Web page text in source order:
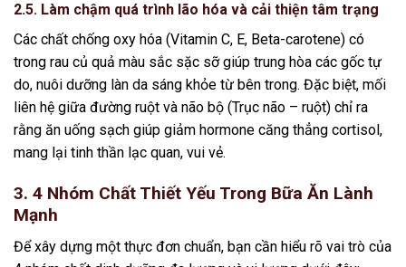
2.5. Làm chậm quá trình lão hóa và cải thiện tâm trạng
Các chất chống oxy hóa (Vitamin C, E, Beta-carotene) có
trong rau củ quả màu sắc sặc sỡ giúp trung hòa các gốc tự
do, nuôi dưỡng làn da sáng khỏe từ bên trong. Đặc biệt, mối
liên hệ giữa đường ruột và não bộ (Trục não – ruột) chỉ ra
rằng ăn uống sạch giúp giảm hormone căng thẳng cortisol,
mang lại tinh thần lạc quan, vui vẻ.
3. 4 Nhóm Chất Thiết Yếu Trong Bữa Ăn Lành
Mạnh
Để xây dựng một thực đơn chuẩn, bạn cần hiểu rõ vai trò của